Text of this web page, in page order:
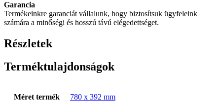
Garancia
Termékeinkre garanciát vállalunk, hogy biztosítsuk ügyfeleink
számára a minőségi és hosszú távú elégedettséget.
Részletek
Terméktulajdonságok
Méret termék 780 x 392 mm